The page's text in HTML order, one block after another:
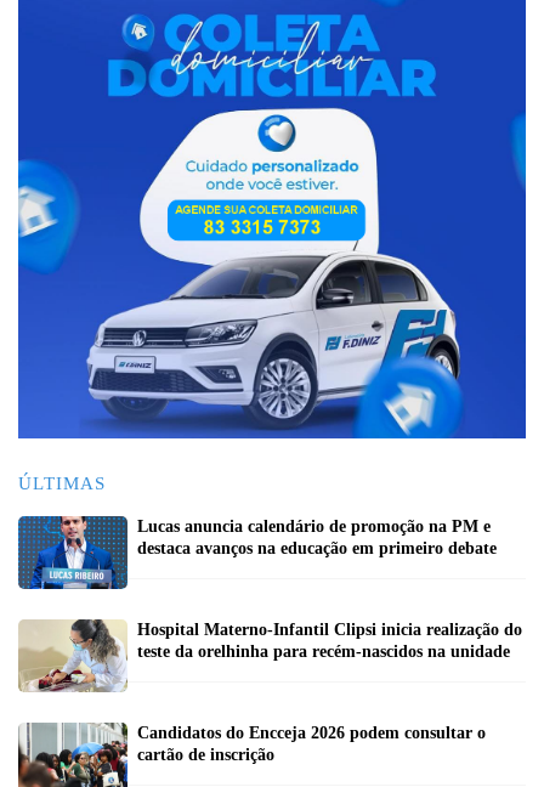
ÚLTIMAS
Lucas anuncia calendário de promoção na PM e
destaca avanços na educação em primeiro debate
Hospital Materno-Infantil Clipsi inicia realização do
teste da orelhinha para recém-nascidos na unidade
Candidatos do Encceja 2026 podem consultar o
cartão de inscrição